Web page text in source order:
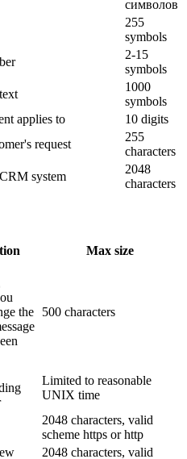
символов
255
symbols
2-15
symbols
1000
symbols
applies to
10 digits
request
255
characters
system
2048
characters
Max size
the
500 characters
Limited to reasonable
UNIX time
2048 characters, valid
scheme https or http
2048 characters, valid